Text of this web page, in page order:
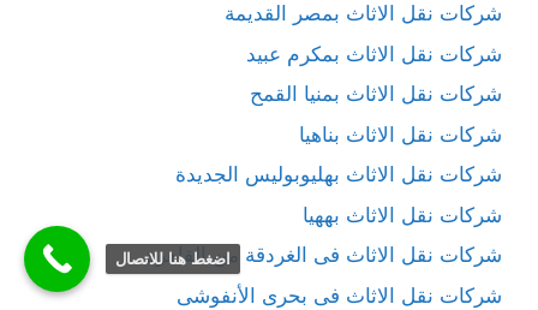
شركات نقل الاثاث بمصر القديمة
شركات نقل الاثاث بمكرم عبيد
شركات نقل الاثاث بمنيا القمح
شركات نقل الاثاث بناهيا
شركات نقل الاثاث بهليوبوليس الجديدة
شركات نقل الاثاث بههيا
شركات نقل الاثاث فى الغردقة من القاهرة
شركات نقل الاثاث فى بحرى الأنفوشى
اضغط هنا للاتصال